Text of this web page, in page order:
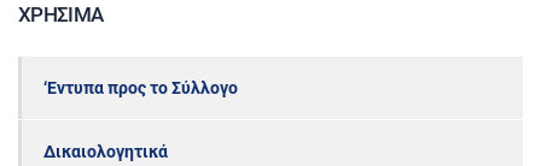
ΧΡΉΣΙΜΑ
‘Εντυπα προς το Σύλλογο
Δικαιολογητικά